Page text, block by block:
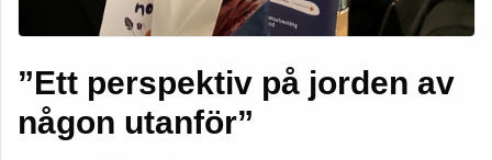
”Ett perspektiv på jorden av
någon utanför”